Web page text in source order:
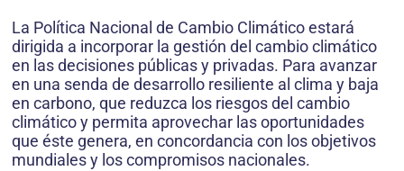
La Política Nacional de Cambio Climático estará
dirigida a incorporar la gestión del cambio climático
en las decisiones públicas y privadas. Para avanzar
en una senda de desarrollo resiliente al clima y baja
en carbono, que reduzca los riesgos del cambio
climático y permita aprovechar las oportunidades
que éste genera, en concordancia con los objetivos
mundiales y los compromisos nacionales.